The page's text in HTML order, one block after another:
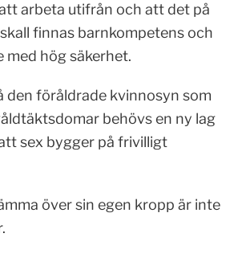
arbeta utifrån och att det på
finnas barnkompetens och
med hög säkerhet.
den föråldrade kvinnosyn som
behövs en ny lag
sex bygger på frivilligt
över sin egen kropp är inte